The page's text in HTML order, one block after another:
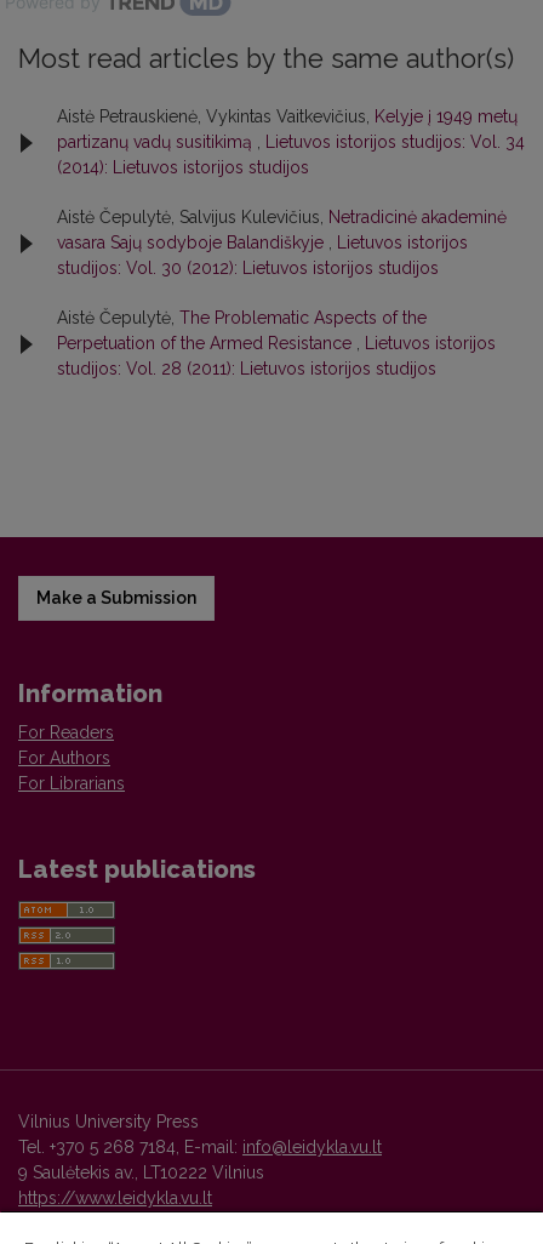
Most read articles by the same author(s)
Aistė Petrauskienė, Vykintas Vaitkevičius,
Kelyje į 1949 metų
partizanų vadų susitikimą
Lietuvos istorijos studijos: Vol. 34
(2014): Lietuvos istorijos studijos
Aistė Čepulytė, Salvijus Kulevičius,
Netradicinė akademinė
vasara Sajų sodyboje Balandiškyje
Lietuvos istorijos
studijos: Vol. 30 (2012): Lietuvos istorijos studijos
Aistė Čepulytė, The Problematic Aspects of the
Perpetuation of the Armed Resistance
Lietuvos istorijos
studijos: Vol. 28 (2011): Lietuvos istorijos studijos
Make a Submission
Information
For Readers
For Authors
For Librarians
Latest publications
Vilnius University Press
Tel. +370 5 268 7184, E-mail: info@leidykla.vu.lt
9 Saulėtekis av., LT10222 Vilnius
https://www.leidykla.vu.lt